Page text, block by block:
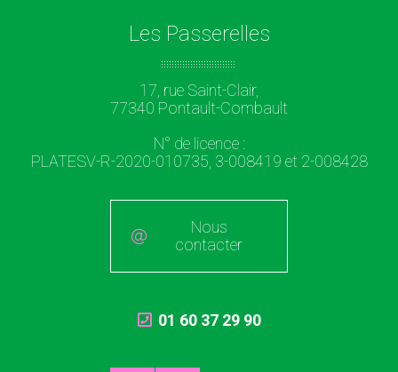
Les Passerelles
17, rue Saint-Clair,
77340 Pontault-Combault
N° de licence :
PLATESV-R-2020-010735, 3-008419 et 2-008428
Nous
contacter
01 60 37 29 90